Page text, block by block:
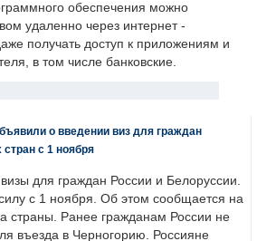
обеспечения можно
удаленно через интернет -
получать доступ к приложениям и
в том числе банковские.
о введении виз для граждан
стран с 1 ноября
для граждан России и Белоруссии.
с 1 ноября. Об этом сообщается на
страны. Ранее гражданам России не
въезда в Черногорию. Россияне